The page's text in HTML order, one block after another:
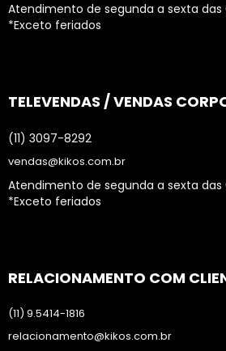
Atendimento de segunda a sexta das
*Exceto feriados
TELEVENDAS / VENDAS
(11) 3097-8292
vendas@kikos.com.br
Atendimento de segunda a sexta das
*Exceto feriados
RELACIONAMENTO COM
(11) 9.5414-1816
relacionamento@kikos.com.br